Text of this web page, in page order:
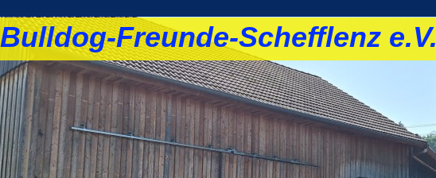
Bulldog-Freunde-Schefflenz e.V.